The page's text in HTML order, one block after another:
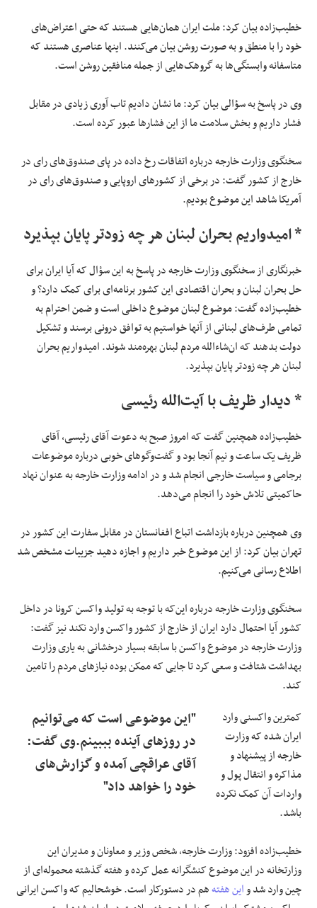
خطیب‌زاده بیان کرد: ملت ایران همان‌هایی هستند که حتی اعتراض‌های
خود را با منطق و به صورت روشن بیان می‌کنند. اینها عناصری هستند که
متاسفانه وابستگی‌ها به گروهک‌هایی از جمله منافقین روشن است.
وی در پاسخ به سؤالی بیان کرد: ما نشان دادیم تاب آوری زیادی در مقابل
فشار داریم و بخش سلامت ما از این فشارها عبور کرده است.
سخنگوی وزارت خارجه درباره اتفاقات رخ داده در پای صندوق‌های رای در
خارج از کشور گفت: در برخی از کشورهای اروپایی و صندوق‌های رای در
آمریکا شاهد این موضوع بودیم.
* امیدواریم بحران لبنان هر چه زودتر پایان بپذیرد
خبرنگاری از سخنگوی وزارت خارجه در پاسخ به این سؤال که آیا ایران برای
حل بحران لبنان و بحران اقتصادی این کشور برنامه‌ای برای کمک دارد؟ و
خطیب‌زاده گفت: موضوع لبنان موضوع داخلی است و ضمن احترام به
تمامی طرف‌های لبنانی از آنها خواستیم به توافق درونی برسند و تشکیل
دولت بدهند که ا‌ن‌شاءالله مردم لبنان بهره‌مند شوند. امیدواریم بحران
لبنان هر چه زودتر پایان بپذیرد.
* دیدار ظریف با آیت‌الله رئیسی
خطیب‌‌زاده همچنین گفت که امروز صبح به دعوت آقای رئیسی، آقای
ظریف یک ساعت و نیم آنجا بود و گفت‌وگوهای خوبی درباره موضوعات
برجامی و سیاست خارجی انجام شد و در ادامه وزارت خارجه به عنوان نهاد
حاکمیتی تلاش خود را انجام می‌دهد.
وی همچنین درباره بازداشت اتباع افغانستان در مقابل سفارت این کشور در
تهران بیان کرد: از این موضوع خبر داریم و اجازه دهید جزییات مشخص شد
اطلاع رسانی می‌کنیم.
سخنگوی وزارت خارجه درباره این‌که با توجه به تولید واکسن کرونا در داخل
کشور آیا احتمال دارد ایران از خارج از کشور واکسن وارد نکند نیز گفت:
وزارت خارجه در موضوع واکسن با سابقه بسیار درخشانی به یاری وزارت
بهداشت شتافت و سعی کرد تا جایی که ممکن بوده نیازهای مردم را تامین
کند.
"این موضوعی است که می‌توانیم
در روزهای آینده بببینم.وی گفت:
آقای عراقچی آمده و گزارش‌های
خود را خواهد داد"
کمترین واکسنی وارد
ایران شده که وزارت
خارجه از پیشنهاد و
مذاکره و انتقال پول و
واردات آن کمک نکرده
باشد.
خطیب‌زاده افزود: وزارت خارجه، شخص وزیر و معاونان و مدیران این
وزارتخانه در این موضوع کنشگرانه عمل کرده و هفته گذشته محموله‌ای از
چین وارد شد واین هفتههم در دستورکار است. خوشحالیم که واکسن ایرانی